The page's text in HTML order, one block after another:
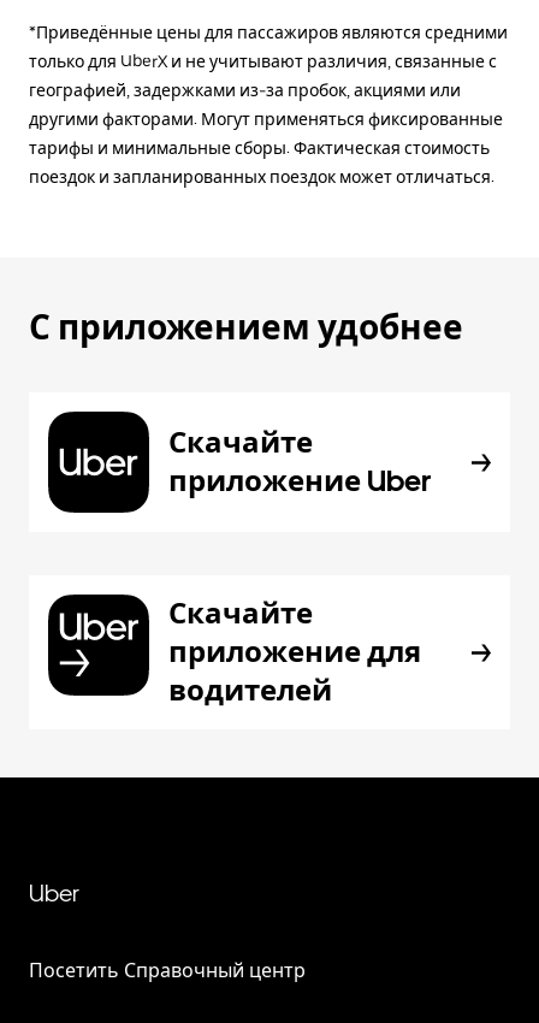
*Приведённые цены для пассажиров являются средними
только для UberX и не учитывают различия, связанные с
географией, задержками из-за пробок, акциями или
другими факторами. Могут применяться фиксированные
тарифы и минимальные сборы. Фактическая стоимость
поездок и запланированных поездок может отличаться.
С приложением удобнее
Скачайте
приложение Uber
Скачайте
приложение для
водителей
Uber
Посетить Справочный центр